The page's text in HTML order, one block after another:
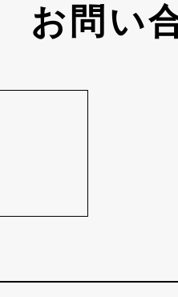
お問い